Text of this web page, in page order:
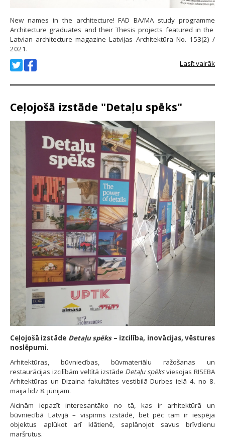
New names in the architecture! FAD BA/MA study programme
Architecture graduates and their Thesis projects featured in the
Latvian architecture magazine Latvijas Architektūra No. 153(2) /
2021.
Lasīt vairāk
Ceļojošā izstāde "Detaļu spēks"
Ceļojošā izstāde Detaļu spēks – izcilība, inovācijas, vēstures
noslēpumi.
Arhitektūras, būvniecības, būvmateriālu ražošanas un
restaurācijas izcilībām veltītā izstāde Detaļu spēksviesojas RISEBA
Arhitektūras un Dizaina fakultātes vestibilā Durbes ielā 4. no 8.
maija līdz 8. jūnijam.
Aicinām iepazīt interesantāko no tā, kas ir arhitektūrā un
būvniecībā Latvijā – vispirms izstādē, bet pēc tam ir iespēja
objektus aplūkot arī klātienē, saplānojot savus brīvdienu
maršrutus.